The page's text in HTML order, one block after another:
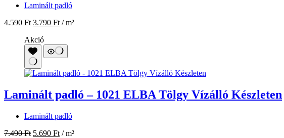
Laminált padló
4.590Ft 3.790 Ft / m²
Akció
Laminált padló – 1021 ELBA Tölgy Vízálló Készleten
Laminált padló
7.490Ft 5.690 Ft / m²